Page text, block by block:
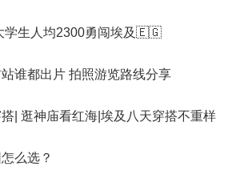
学生人均2300勇闯埃及🇪🇬
谁都出片 拍照游览路线分享
| 逛神庙看红海|埃及八天穿搭不重样
么选？